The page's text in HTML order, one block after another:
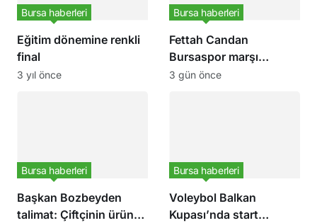
Eğitim dönemine renkli
final
Bursa haberleri
3 yıl önce
Fettah Candan
Bursaspor marşı
müjdesi
Bursa haberleri
3 gün önce
Başkan Bozbeyden
talimat: Çiftçinin ürünü
Bursa haberleri
Voleybol Balkan
Kupası’nda start
Bursa haberleri